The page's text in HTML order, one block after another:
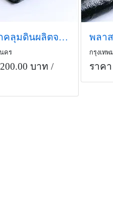
พลาสติกคลุมดินผลิตจากพลาสติก PE ป้องกันวัชพืชและหน้าดิน 6x10
คร
บาท /
กรุงเท
ราค